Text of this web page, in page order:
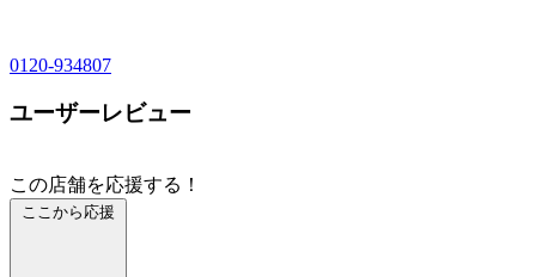
0120-934807
ユーザーレビュー
この店舗を応援する！
ここから応援